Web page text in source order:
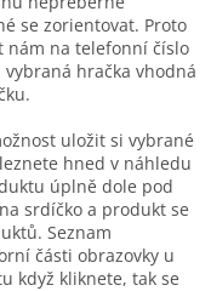
se zorientovat. Proto
nám na telefonní číslo
hračka vhodná
uložit si vybrané
hned v náhledu
úplně dole pod
srdíčko a produkt se
Seznam
části obrazovky u
když kliknete, tak se